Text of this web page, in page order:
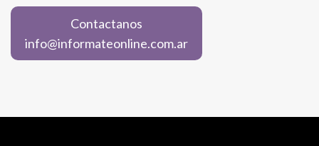
Contactanos
info@informateonline.com.ar